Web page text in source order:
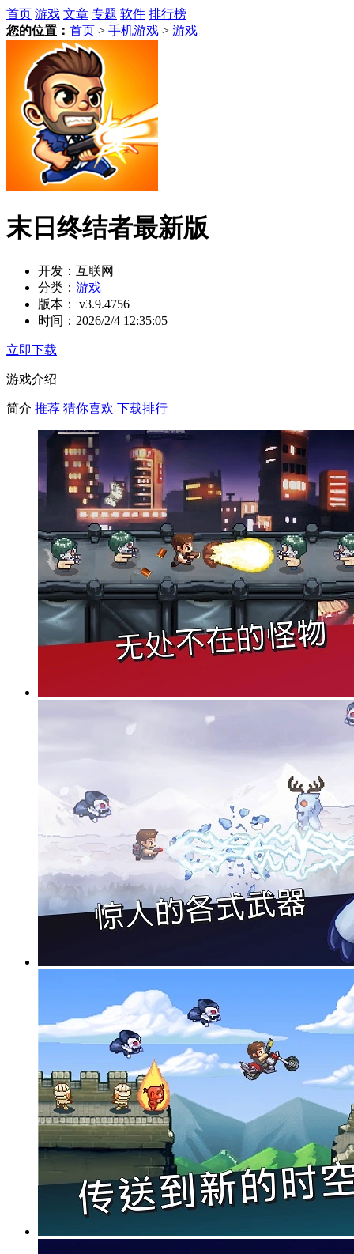
首页 游戏 文章 专题 软件 排行榜
您的位置： 首页 > 手机游戏 > 游戏
末日终结者最新版
开发： 互联网
分类： 游戏
版本：
v3.9.4756
时间： 2026/2/4 12:35:05
立即下载
游戏介绍
简介 推荐 猜你喜欢 下载排行